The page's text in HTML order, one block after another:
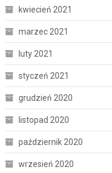
kwiecień 2021
marzec 2021
luty 2021
styczeń 2021
grudzień 2020
listopad 2020
październik 2020
wrzesień 2020